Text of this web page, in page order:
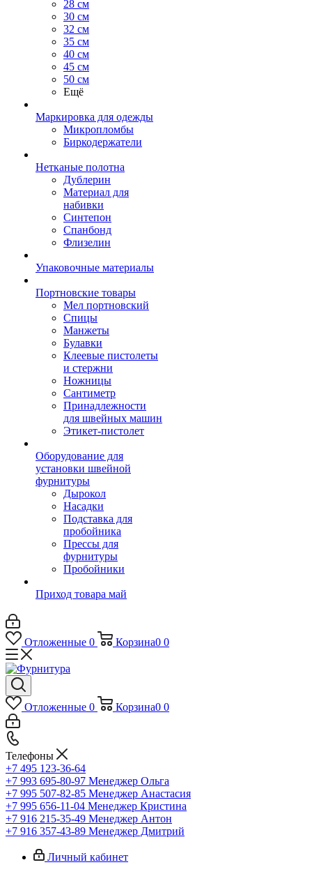
28 см
30 см
32 см
35 см
40 см
45 см
50 см
Ещё
Маркировка для одежды
Микропломбы
Биркодержатели
Нетканые полотна
Дублерин
Материал для
набивки
Синтепон
Спанбонд
Флизелин
Упаковочные материалы
Портновские товары
Мел портновский
Спицы
Манжеты
Булавки
Клеевые пистолеты
и стержни
Ножницы
Сантиметр
Принадлежности
для швейных машин
Этикет-пистолет
Оборудование для
установки швейной
фурнитуры
Дырокол
Насадки
Подставка для
пробойника
Прессы для
фурнитуры
Пробойники
Приход товара май
Отложенные 0 Корзина0 0
Отложенные 0 Корзина0 0
Телефоны
+7 495 123-36-64
+7 993 695-80-97 Менеджер Ольга
+7 995 507-82-85 Менеджер Анастасия
+7 995 656-11-04 Менеджер Кристина
+7 916 215-35-49 Менеджер Антон
+7 916 357-43-89 Менеджер Дмитрий
Личный кабинет